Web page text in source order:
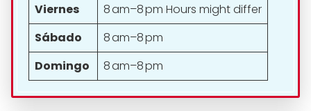
Viernes
8 am–8 pm Hours might differ
Sábado
8 am–8 pm
Domingo
8 am–8 pm